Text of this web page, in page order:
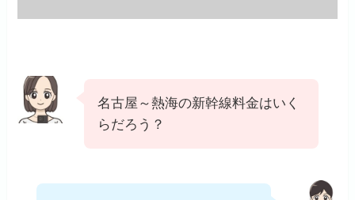
名古屋～熱海の新幹線料金はいく
らだろう？